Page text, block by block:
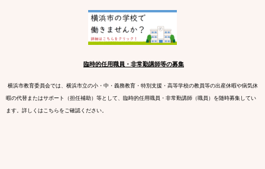
臨時的任用職員・非常勤講師等の募集
横浜市教育委員会では、横浜市立の小・中・義務教育・特別支援・高等学校の教員等の出産休暇や病気休
暇の代替またはサポート（担任補助）等として、臨時的任用職員・非常勤講師（職員）を随時募集してい
ます。詳しくはこちらをご確認ください。